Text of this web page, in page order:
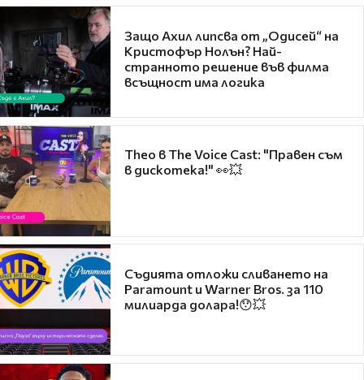
Защо Ахил липсва от „Одисей“ на
Кристофър Нолън? Най-
странното решение във филма
всъщност има логика
Theo в The Voice Cast: "Правен съм
в дискотека!" 👀💥
Съдията отложи сливането на
Paramount и Warner Bros. за 110
милиарда долара!😯💥